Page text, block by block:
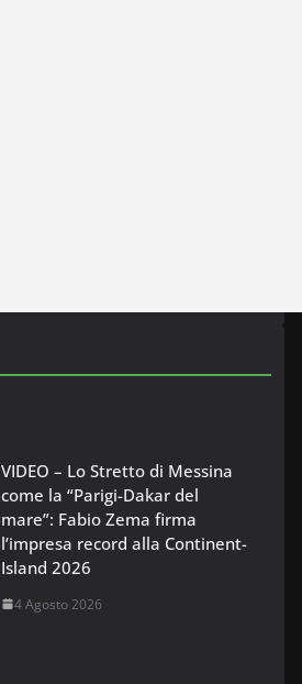
VIDEO – Lo Stretto di Messina
come la “Parigi-Dakar del
mare”: Fabio Zema firma
l’impresa record alla Continent-
Island 2026
4 Agosto 2026